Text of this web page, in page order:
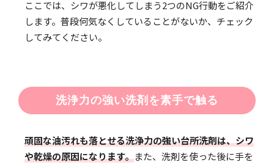
ここでは、シワが悪化してしまう2つのNG行動をご紹介
します。普段何気なくしていることがないか、チェック
してみてください。
洗浄力の強い洗剤を素手で触る
頑固な油汚れも落とせる洗浄力の強い台所洗剤は、シワ
や乾燥の原因になります。また、洗剤を使った後に手を